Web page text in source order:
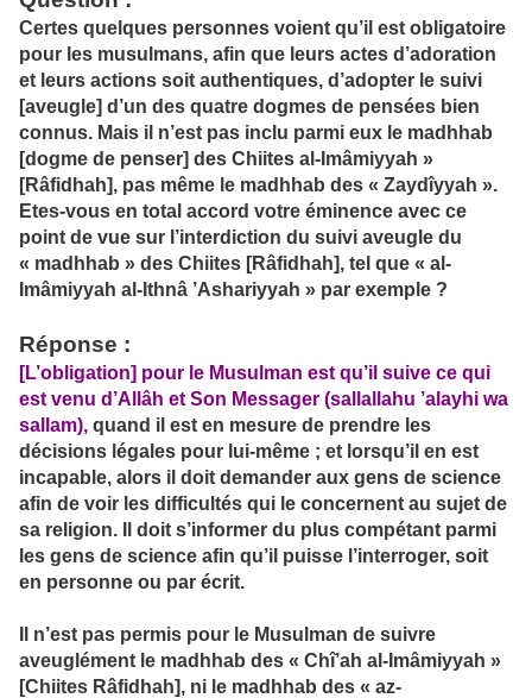
Certes quelques personnes voient qu’il est obligatoire
pour les musulmans, afin que leurs actes d’adoration
et leurs actions soit authentiques, d’adopter le suivi
[aveugle] d’un des quatre dogmes de pensées bien
connus. Mais il n’est pas inclu parmi eux le madhhab
[dogme de penser] des Chiites al-Imâmiyyah »
[Râfidhah], pas même le madhhab des « Zaydîyyah ».
Etes-vous en total accord votre éminence avec ce
point de vue sur l’interdiction du suivi aveugle du
« madhhab » des Chiites [Râfidhah], tel que « al-
Imâmiyyah al-Ithnâ ’Ashariyyah » par exemple ?
Réponse :
[L’obligation] pour le Musulman est qu’il suive ce qui
est venu d’Allâh et Son Messager (sallallahu ’alayhi wa
sallam), quand il est en mesure de prendre les
décisions légales pour lui-même ; et lorsqu’il en est
incapable, alors il doit demander aux gens de science
afin de voir les difficultés qui le concernent au sujet de
sa religion. Il doit s’informer du plus compétant parmi
les gens de science afin qu’il puisse l’interroger, soit
en personne ou par écrit.
Il n’est pas permis pour le Musulman de suivre
aveuglément le madhhab des « Chî’ah al-Imâmiyyah »
[Chiites Râfidhah], ni le madhhab des « az-